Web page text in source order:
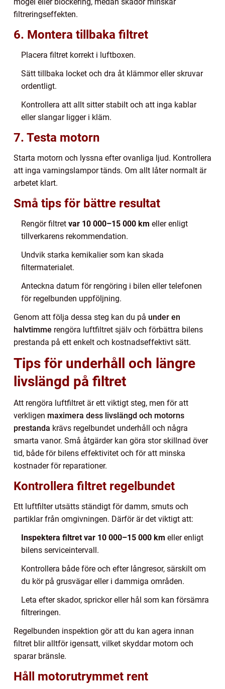
filtreringseffekten.
6. Montera tillbaka filtret
Placera filtret korrekt i luftboxen.
Sätt tillbaka locket och dra åt klämmor eller skruvar
ordentligt.
Kontrollera att allt sitter stabilt och att inga kablar
eller slangar ligger i kläm.
7. Testa motorn
Starta motorn och lyssna efter ovanliga ljud. Kontrollera
att inga varningslampor tänds. Om allt låter normalt är
arbetet klart.
Små tips för bättre resultat
Rengör filtret var 10 000–15 000 km eller enligt
tillverkarens rekommendation.
Undvik starka kemikalier som kan skada
filtermaterialet.
Anteckna datum för rengöring i bilen eller telefonen
för regelbunden uppföljning.
Genom att följa dessa steg kan du på under en
halvtimme rengöra luftfiltret själv och förbättra bilens
prestanda på ett enkelt och kostnadseffektivt sätt.
Tips för underhåll och längre
livslängd på filtret
Att rengöra luftfiltret är ett viktigt steg, men för att
verkligen maximera dess livslängd och motorns
prestanda krävs regelbundet underhåll och några
smarta vanor. Små åtgärder kan göra stor skillnad över
tid, både för bilens effektivitet och för att minska
kostnader för reparationer.
Kontrollera filtret regelbundet
Ett luftfilter utsätts ständigt för damm, smuts och
partiklar från omgivningen. Därför är det viktigt att:
Inspektera filtret var 10 000–15 000 km eller enligt
bilens serviceintervall.
Kontrollera både före och efter långresor, särskilt om
du kör på grusvägar eller i dammiga områden.
Leta efter skador, sprickor eller hål som kan försämra
filtreringen.
Regelbunden inspektion gör att du kan agera innan
filtret blir alltför igensatt, vilket skyddar motorn och
sparar bränsle.
Håll motorutrymmet rent